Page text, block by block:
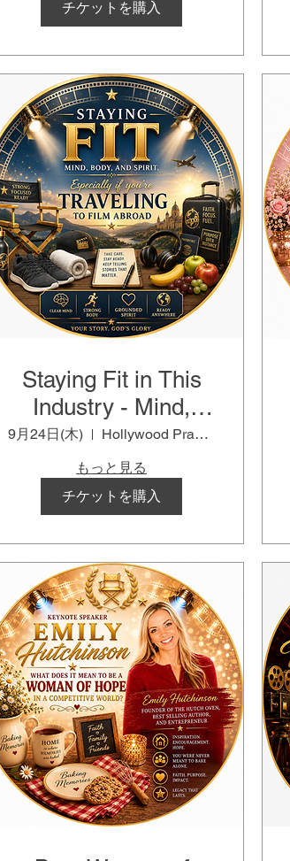
チケットを購入
Staying Fit in This
Industry - Mind,
Body, and Spirit
9月24日(木)
Hollywood Prayer Network Room
もっと見る
チケットを購入